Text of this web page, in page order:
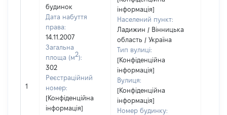
1
будинок
Дата набуття
права:
14.11.2007
Загальна
площа (м2):
302
Реєстраційний
номер:
[Конфіденційна
інформація]
інформація]
Населений пункт:
Ладижин / Вінницька
область / Україна
Тип вулиці:
[Конфіденційна
інформація]
Вулиця:
[Конфіденційна
інформація]
Номер будинку: